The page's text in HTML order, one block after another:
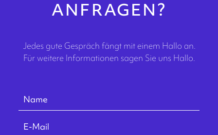
ANFRAGEN?
Jedes gute Gespräch fängt mit einem Hallo an.
Für weitere Informationen sagen Sie uns Hallo.